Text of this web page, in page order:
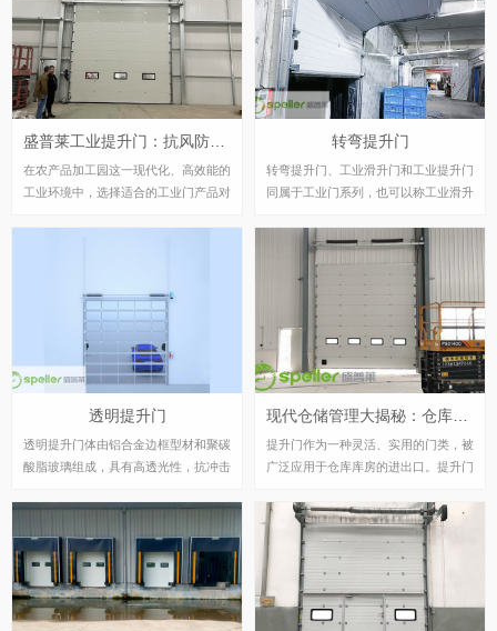
在农产品加工园这一现代化、高效能的
工业环境中，选择适合的工业门产品对
能、经久耐用稳定地运行以及齐全的安
全装置等方面的显著优势。
转弯提升门
转弯提升门、工业滑升门和工业提升门
同属于工业门系列，也可以称工业滑升
提升门广泛用于医药、食品、电子、印
刷、超市等洁净度要求高的厂房，具有
外形美观、安全可靠、开启平稳、低噪
音、密封与保温性能良好、节省空间及
提高效率等特征，因此适用于各种建筑
物的用门。
透明提升门
透明提升门体由铝合金边框型材和聚碳
酸脂玻璃组成，具有高透光性，抗冲击
视窗使建筑内部更加明亮、通透，达到
与陈列橱窗一样的效果，室外对室内的
展示一目了然。安装后使陈列室、展厅
等建筑内部采光充足、通透豁达，使参
观者漫步其中心情舒畅。
提升门作为一种灵活、实用的门类，被
广泛应用于仓库库房的进出口。提升门
可垂直提升，根据库房的安装条件进行
选择，灵活性很大。本文将介绍提升门
在仓库库房中的应用及其优势。 提升
门作为一种灵活、实用的门类，被广泛
应用于仓库库房的进出口。提升门的特
点是沿着轨道上下滑升，可转弯也可垂